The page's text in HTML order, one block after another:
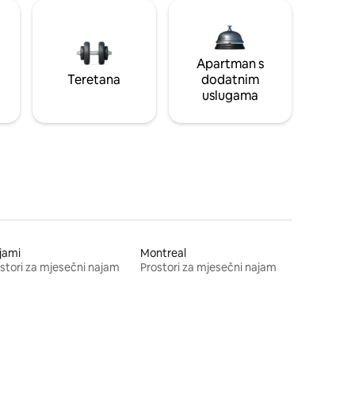
Teretana
Apartman s
dodatnim
uslugama
za mjesečni najam
Montreal
Prostori za mjesečni najam